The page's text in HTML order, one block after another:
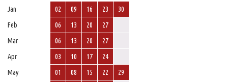
Jan
02 09 16 23
30
Feb
06 13 20
27
Mar
06 13 20
27
Apr
03 10 17
24
May
01 08 15 22
29